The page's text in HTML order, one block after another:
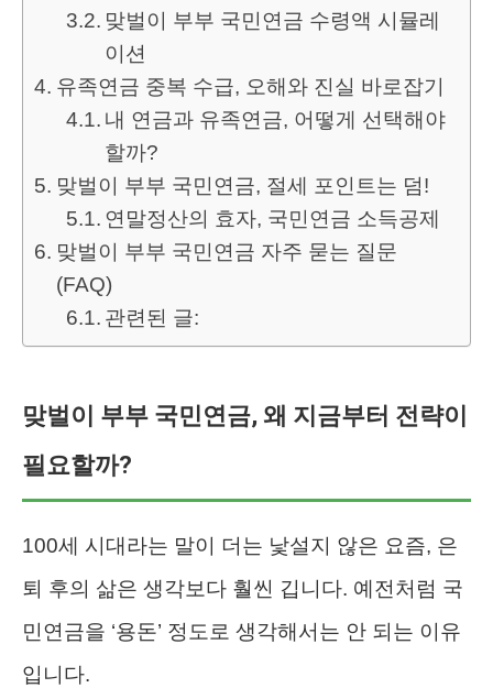
맞벌이 부부 국민연금 수령액 시뮬레
이션
유족연금 중복 수급, 오해와 진실 바로잡기
내 연금과 유족연금, 어떻게 선택해야
할까?
맞벌이 부부 국민연금, 절세 포인트는 덤!
연말정산의 효자, 국민연금 소득공제
맞벌이 부부 국민연금 자주 묻는 질문
(FAQ)
관련된 글:
맞벌이 부부 국민연금, 왜 지금부터 전략이
필요할까?
100세 시대라는 말이 더는 낯설지 않은 요즘, 은
퇴 후의 삶은 생각보다 훨씬 깁니다. 예전처럼 국
민연금을 ‘용돈’ 정도로 생각해서는 안 되는 이유
입니다.